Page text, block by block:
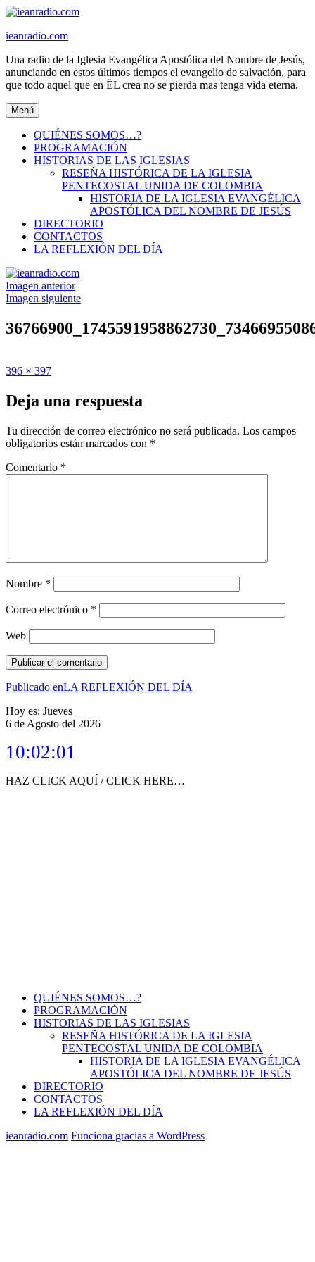
Ir
contenido
ieanradio.com
Una radio de la Iglesia Evangélica Apostólica del Nombre de Jesús,
anunciando en estos últimos tiempos el evangelio de salvación, para
que todo aquel que en ËL crea no se pierda mas tenga vida eterna.
Menú
QUIÉNES SOMOS…?
PROGRAMACIÓN
HISTORIAS DE LAS IGLESIAS
RESEÑA HISTÓRICA DE LA IGLESIA
PENTECOSTAL UNIDA DE COLOMBIA
HISTORIA DE LA IGLESIA EVANGÉLICA
APOSTÓLICA DEL NOMBRE DE JESÚS
DIRECTORIO
CONTACTOS
LA REFLEXIÓN DEL DÍA
Imagen anterior
Imagen siguiente
Publicado
Tamaño
396 × 397
Deja una respuesta
Tu dirección de correo electrónico no será publicada. Los campos
obligatorios están marcados con *
Comentario *
Nombre *
Correo electrónico *
Web
Navegación
de
entradas
Publicado enLA REFLEXIÓN DEL DÍA
Hoy es: Jueves
6 de Agosto del 2026
10:02:01
HAZ CLICK AQUÍ / CLICK HERE…
QUIÉNES SOMOS…?
PROGRAMACIÓN
HISTORIAS DE LAS IGLESIAS
RESEÑA HISTÓRICA DE LA IGLESIA
PENTECOSTAL UNIDA DE COLOMBIA
HISTORIA DE LA IGLESIA EVANGÉLICA
APOSTÓLICA DEL NOMBRE DE JESÚS
DIRECTORIO
CONTACTOS
LA REFLEXIÓN DEL DÍA
ieanradio.com Funciona gracias a WordPress